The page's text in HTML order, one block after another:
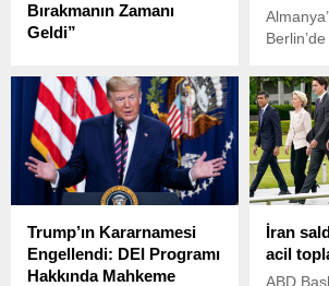
Bırakmanın Zamanı
Geldi”
Trump ile Tesla ve X’in
sahibi Elon Musk arasındaki
gerilim tırmanıyor.
Günü”
Filistin’e
Trump’ın Kararnamesi
Engellendi: DEI Programı
Hakkında Mahkeme
İran
acil
ABD